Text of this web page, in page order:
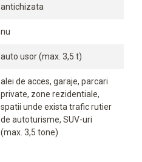
antichizata
nu
auto usor (max. 3,5 t)
alei de acces, garaje, parcari
private, zone rezidentiale,
spatii unde exista trafic rutier
de autoturisme, SUV-uri
(max. 3,5 tone)